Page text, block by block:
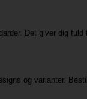
Det giver dig fuld
og varianter.